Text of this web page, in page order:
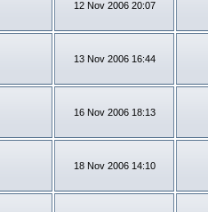
12 Nov 2006 20:07
13 Nov 2006 16:44
16 Nov 2006 18:13
18 Nov 2006 14:10